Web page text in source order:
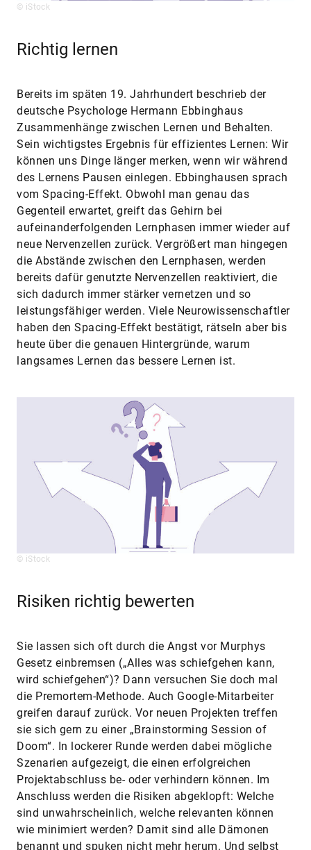
© iStock
Richtig lernen
Bereits im späten 19. Jahrhundert beschrieb der
deutsche Psychologe Hermann Ebbinghaus
Zusammenhänge zwischen Lernen und Behalten.
Sein wichtigstes Ergebnis für effizientes Lernen: Wir
können uns Dinge länger merken, wenn wir während
des Lernens Pausen einlegen. Ebbinghausen sprach
vom Spacing-Effekt. Obwohl man genau das
Gegenteil erwartet, greift das Gehirn bei
aufeinanderfolgenden Lernphasen immer wieder auf
neue Nervenzellen zurück. Vergrößert man hingegen
die Abstände zwischen den Lernphasen, werden
bereits dafür genutzte Nervenzellen reaktiviert, die
sich dadurch immer stärker vernetzen und so
leistungsfähiger werden. Viele Neurowissenschaftler
haben den ­Spacing-Effekt bestätigt, rätseln aber bis
heute über die genauen Hintergründe, warum
langsames Lernen das bessere Lernen ist.
© iStock
Risiken richtig bewerten
Sie lassen sich oft durch die Angst vor Murphys
Gesetz einbremsen („Alles was schiefgehen kann,
wird schiefgehen“)? Dann versuchen Sie doch mal
die Premortem-Methode. Auch Google-Mitarbeiter
greifen darauf zurück. Vor neuen Projekten treffen
sie sich gern zu einer „Brainstorming Session of
Doom“. In lockerer Runde werden dabei mögliche
Szenarien aufgezeigt, die einen erfolgreichen
Projektabschluss be- oder verhindern können. Im
Anschluss werden die Risiken abgeklopft: Welche
sind unwahrscheinlich, welche relevanten können
wie minimiert werden? Damit sind alle Dämonen
benannt und spuken nicht mehr herum. Und selbst